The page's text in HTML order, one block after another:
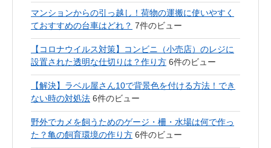
マンションからの引っ越し！荷物の運搬に使いやすく
ておすすめの台車はどれ？ 7件のビュー
【コロナウイルス対策】コンビニ（小売店）のレジに
設置された透明な仕切りは？作り方 6件のビュー
【解決】ラベル屋さん10で背景色を付ける方法！でき
ない時の対処法 6件のビュー
野外でカメを飼うためのゲージ・柵・水場は何で作っ
た？亀の飼育環境の作り方 6件のビュー